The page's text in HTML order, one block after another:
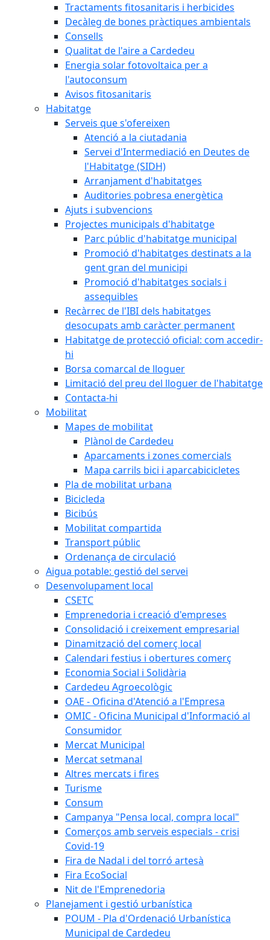
Tractaments fitosanitaris i herbicides
Decàleg de bones pràctiques ambientals
Consells
Qualitat de l'aire a Cardedeu
Energia solar fotovoltaica per a
l'autoconsum
Avisos fitosanitaris
Habitatge
Serveis que s'ofereixen
Atenció a la ciutadania
Servei d'Intermediació en Deutes de
l'Habitatge (SIDH)
Arranjament d'habitatges
Auditories pobresa energètica
Ajuts i subvencions
Projectes municipals d'habitatge
Parc públic d'habitatge municipal
Promoció d'habitatges destinats a la
gent gran del municipi
Promoció d'habitatges socials i
assequibles
Recàrrec de l'IBI dels habitatges
desocupats amb caràcter permanent
Habitatge de protecció oficial: com accedir-
hi
Borsa comarcal de lloguer
Limitació del preu del lloguer de l'habitatge
Contacta-hi
Mobilitat
Mapes de mobilitat
Plànol de Cardedeu
Aparcaments i zones comercials
Mapa carrils bici i aparcabicicletes
Pla de mobilitat urbana
Bicicleda
Bicibús
Mobilitat compartida
Transport públic
Ordenança de circulació
Aigua potable: gestió del servei
Desenvolupament local
CSETC
Emprenedoria i creació d'empreses
Consolidació i creixement empresarial
Dinamització del comerç local
Calendari festius i obertures comerç
Economia Social i Solidària
Cardedeu Agroecològic
OAE - Oficina d'Atenció a l'Empresa
OMIC - Oficina Municipal d'Informació al
Consumidor
Mercat Municipal
Mercat setmanal
Altres mercats i fires
Turisme
Consum
Campanya "Pensa local, compra local"
Comerços amb serveis especials - crisi
Covid-19
Fira de Nadal i del torró artesà
Fira EcoSocial
Nit de l'Emprenedoria
Planejament i gestió urbanística
POUM - Pla d'Ordenació Urbanística
Municipal de Cardedeu